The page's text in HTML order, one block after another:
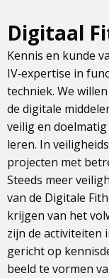
Digitaal
Kennis en kunde
IV‑expertise in
techniek. We
de digitale
veilig en
leren. In
projecten met
Steeds meer
van de Digitale
krijgen van het
zijn de activiteiten
gericht op
beeld te vormen